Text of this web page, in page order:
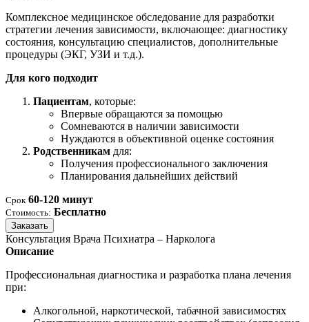
Комплексное медицинское обследование для разработки
стратегии лечения зависимости, включающее: диагностику
состояния, консультацию специалистов, дополнительные
процедуры (ЭКГ, УЗИ и т.д.).
Для кого подходит
Пациентам, которые:
Впервые обращаются за помощью
Сомневаются в наличии зависимости
Нуждаются в объективной оценке состояния
Родственникам для:
Получения профессионального заключения
Планирования дальнейших действий
Срок 60-120 минут
Стоимость: Бесплатно
Заказать
Консультация Врача Психиатра – Нарколога
Описание
Профессиональная диагностика и разработка плана лечения
при:
Алкогольной, наркотической, табачной зависимостях